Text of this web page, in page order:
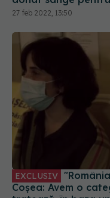
Coșea: Avem o
tratează, în baza
Turcia sau Austria.
19 oct 2023, 13:29